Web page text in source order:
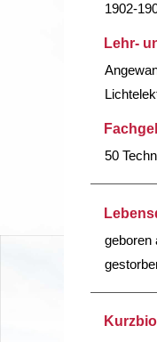
1902-
Lehr-
50
geboren